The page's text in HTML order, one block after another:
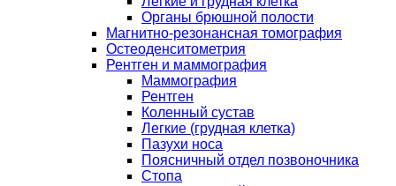
Органы брюшной полости
Магнитно-резонансная томография
Остеоденситометрия
Рентген и маммография
Маммография
Рентген
Коленный сустав
Легкие (грудная клетка)
Пазухи носа
Поясничный отдел позвоночника
Стопа